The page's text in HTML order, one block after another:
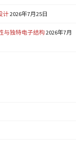
计2026年7月25日
与独特电子结构2026年7月